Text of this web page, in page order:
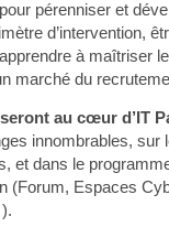
pérenniser et
d’intervention,
à maîtriser
marché du
au cœur d’IT
innombrables, sur
et dans le
(Forum, Espaces